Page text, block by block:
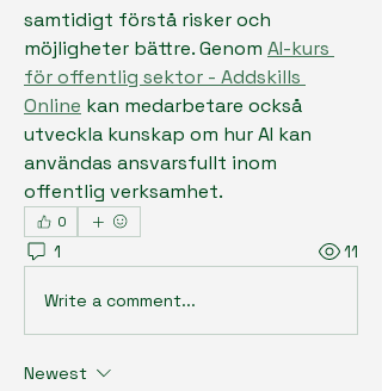
samtidigt förstå risker och
möjligheter bättre. Genom AI-kurs
för offentlig sektor - Addskills
Online kan medarbetare också
utveckla kunskap om hur AI kan
användas ansvarsfullt inom
offentlig verksamhet.
0
1 11
Write a comment...
Newest